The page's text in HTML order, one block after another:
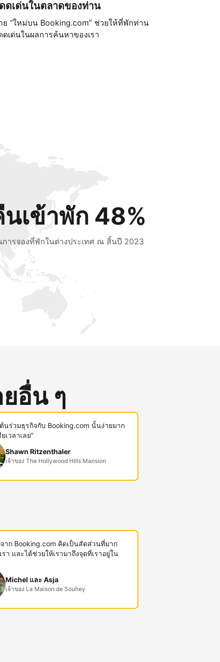
ดเด่นในตลาดของท่าน
ย “ใหม่บน Booking.com” ช่วยให้ที่พักท่าน
ดเด่นในผลการค้นหาของเรา
เข้าพัก 48%
การจองที่พักในต่างประเทศ ณ สิ้นปี 2023
อื่น ๆ
นร่วมธุรกิจกับ Booking.com นั้นง่ายมาก
เวลาเลย"
Shawn Ritzenthaler
เจ้าของ The Hollywood Hills Mansion
าก Booking.com คิดเป็นสัดส่วนที่มาก
า และได้ช่วยให้เรามาถึงจุดที่เราอยู่ใน
Michel และ Asja
เจ้าของ La Maison de Souhey